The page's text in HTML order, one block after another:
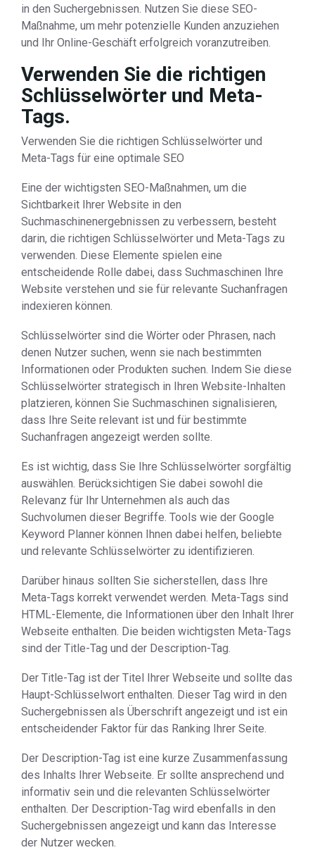
in den Suchergebnissen. Nutzen Sie diese SEO-
Maßnahme, um mehr potenzielle Kunden anzuziehen
und Ihr Online-Geschäft erfolgreich voranzutreiben.
Verwenden Sie die richtigen
Schlüsselwörter und Meta-
Tags.
Verwenden Sie die richtigen Schlüsselwörter und
Meta-Tags für eine optimale SEO
Eine der wichtigsten SEO-Maßnahmen, um die
Sichtbarkeit Ihrer Website in den
Suchmaschinenergebnissen zu verbessern, besteht
darin, die richtigen Schlüsselwörter und Meta-Tags zu
verwenden. Diese Elemente spielen eine
entscheidende Rolle dabei, dass Suchmaschinen Ihre
Website verstehen und sie für relevante Suchanfragen
indexieren können.
Schlüsselwörter sind die Wörter oder Phrasen, nach
denen Nutzer suchen, wenn sie nach bestimmten
Informationen oder Produkten suchen. Indem Sie diese
Schlüsselwörter strategisch in Ihren Website-Inhalten
platzieren, können Sie Suchmaschinen signalisieren,
dass Ihre Seite relevant ist und für bestimmte
Suchanfragen angezeigt werden sollte.
Es ist wichtig, dass Sie Ihre Schlüsselwörter sorgfältig
auswählen. Berücksichtigen Sie dabei sowohl die
Relevanz für Ihr Unternehmen als auch das
Suchvolumen dieser Begriffe. Tools wie der Google
Keyword Planner können Ihnen dabei helfen, beliebte
und relevante Schlüsselwörter zu identifizieren.
Darüber hinaus sollten Sie sicherstellen, dass Ihre
Meta-Tags korrekt verwendet werden. Meta-Tags sind
HTML-Elemente, die Informationen über den Inhalt Ihrer
Webseite enthalten. Die beiden wichtigsten Meta-Tags
sind der Title-Tag und der Description-Tag.
Der Title-Tag ist der Titel Ihrer Webseite und sollte das
Haupt-Schlüsselwort enthalten. Dieser Tag wird in den
Suchergebnissen als Überschrift angezeigt und ist ein
entscheidender Faktor für das Ranking Ihrer Seite.
Der Description-Tag ist eine kurze Zusammenfassung
des Inhalts Ihrer Webseite. Er sollte ansprechend und
informativ sein und die relevanten Schlüsselwörter
enthalten. Der Description-Tag wird ebenfalls in den
Suchergebnissen angezeigt und kann das Interesse
der Nutzer wecken.